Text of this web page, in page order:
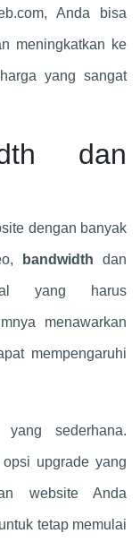
Anda bisa
meningkatkan ke
yang sangat
dan
dengan banyak
bandwidth dan
yang harus
menawarkan
mempengaruhi
sederhana.
upgrade yang
website Anda
tetap memulai